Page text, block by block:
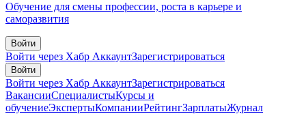
Обучение для смены профессии, роста в карьере и
саморазвития
Войти
Войти через Хабр АккаунтЗарегистрироваться
Войти
Войти через Хабр АккаунтЗарегистрироваться
ВакансииСпециалистыКурсы и
обучениеЭкспертыКомпанииРейтингЗарплатыЖурнал